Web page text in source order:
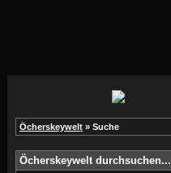
Öcherskeywelt » Suche
Öcherskeywelt durchsuchen...